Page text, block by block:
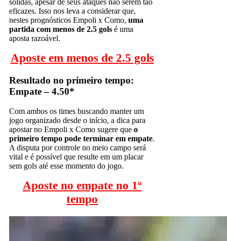
sólidas, apesar de seus ataques não serem tão
eficazes. Isso nos leva a considerar que,
nestes prognósticos Empoli x Como, uma
partida com menos de 2.5 gols é uma
aposta razoável.
Aposte em menos de 2.5 gols
Resultado no primeiro tempo:
Empate – 4.50*
Com ambos os times buscando manter um
jogo organizado desde o início, a dica para
apostar no Empoli x Como sugere que o
primeiro tempo pode terminar em empate.
A disputa por controle no meio campo será
vital e é possível que resulte em um placar
sem gols até esse momento do jogo.
Aposte no empate no 1º
tempo